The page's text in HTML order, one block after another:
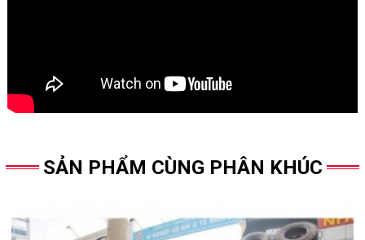
SẢN PHẨM CÙNG PHÂN KHÚC